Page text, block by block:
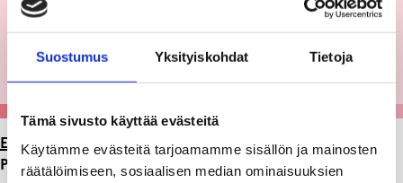
Suostumus Yksityiskohdat Tietoja
Tämä sivusto käyttää evästeitä
Käytämme evästeitä tarjoamamme sisällön ja mainosten
räätälöimiseen, sosiaalisen median ominaisuuksien
ETUSIVU>ARTIKKELIT>NÄYTTELY GALLERIA
PROMENADESSA 1.-31.8.2023